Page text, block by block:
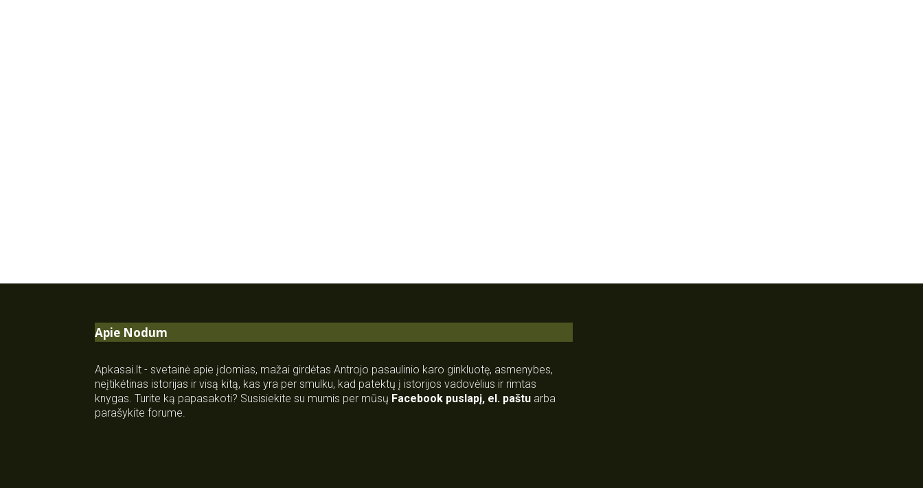
Apie Nodum
Apkasai.lt - svetainė apie įdomias, mažai girdėtas Antrojo pasaulinio karo ginkluotę, asmenybes,
neįtikėtinas istorijas ir visą kitą, kas yra per smulku, kad patektų į istorijos vadovėlius ir rimtas
knygas. Turite ką papasakoti? Susisiekite su mumis per mūsų Facebook puslapį, el. paštu arba
parašykite forume.